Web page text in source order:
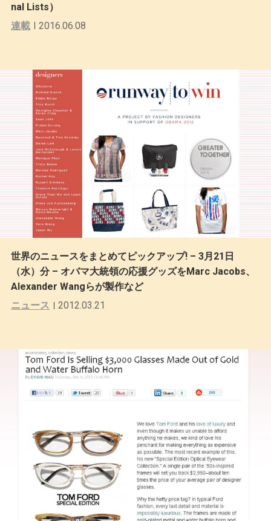
nal Lists）
連載
2016.06.08
世界のニュースをまとめてピックアップ! – 3月21日
（水）分 – オバマ大統領の応援グッズをMarc Jacobs、
Alexander Wangらが製作など
ニュース
2012.03.21